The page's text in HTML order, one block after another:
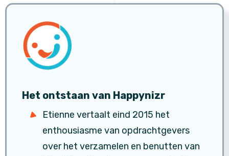
Het ontstaan van Happynizr
Etienne vertaalt eind 2015 het
enthousiasme van opdrachtgevers
over het verzamelen en benutten van